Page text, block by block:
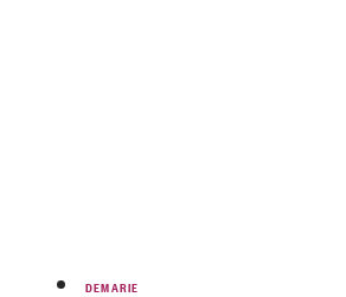
DEMARIE